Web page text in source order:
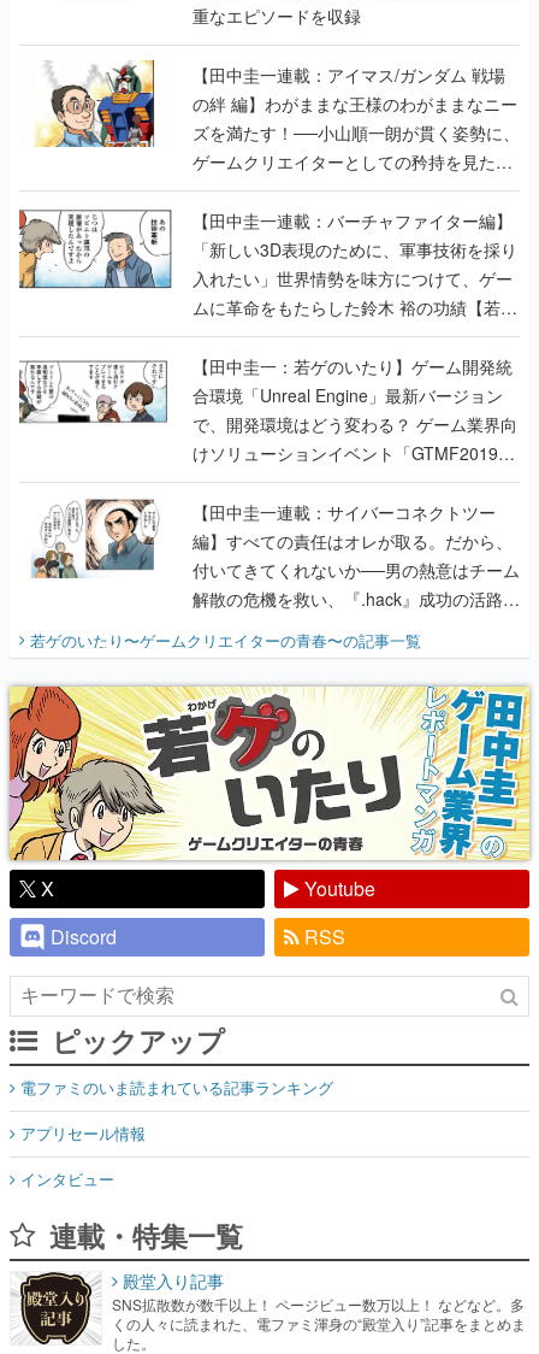
重なエピソードを収録
【田中圭一連載：アイマス/ガンダム 戦場
の絆 編】わがままな王様のわがままなニー
ズを満たす！──小山順一朗が貫く姿勢に、
ゲームクリエイターとしての矜持を見た
【若ゲのいたり最終回】
【田中圭一連載：バーチャファイター編】
「新しい3D表現のために、軍事技術を採り
入れたい」世界情勢を味方につけて、ゲー
ムに革命をもたらした鈴木 裕の功績【若ゲ
のいたり】
【田中圭一：若ゲのいたり】ゲーム開発統
合環境「Unreal Engine」最新バージョン
で、開発環境はどう変わる？ ゲーム業界向
けソリューションイベント「GTMF2019」
に行って、より理解を深めよう【PR】
【田中圭一連載：サイバーコネクトツー
編】すべての責任はオレが取る。だから、
付いてきてくれないか──男の熱意はチーム
解散の危機を救い、『.hack』成功の活路を
『少年ジャンプ』色だった【若ゲのいた
り】
若ゲのいたり〜ゲームクリエイターの青春〜の記事一覧
X
Youtube
Discord
RSS
ピックアップ
電ファミのいま読まれている記事ランキング
アプリセール情報
インタビュー
連載・特集一覧
殿堂入り記事
SNS拡散数が数千以上！ ページビュー数万以上！ などなど。多
くの人々に読まれた、電ファミ渾身の“殿堂入り”記事をまとめま
した。